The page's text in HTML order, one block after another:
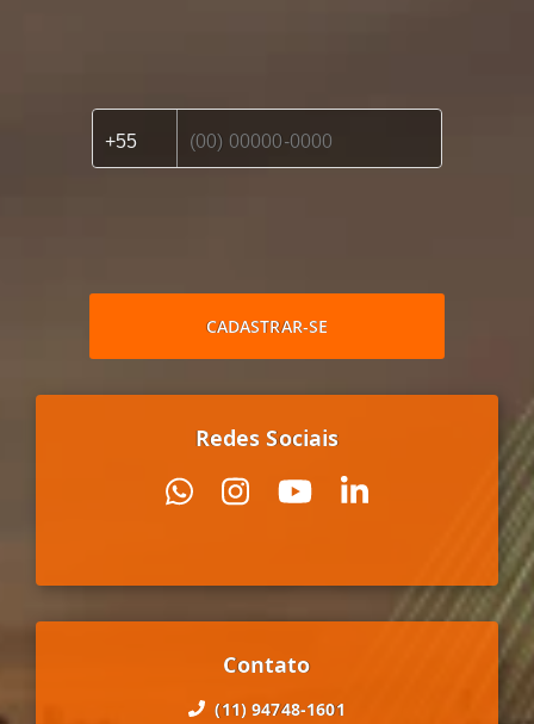
CADASTRAR-SE
Redes Sociais
Contato
(11) 94748-1601